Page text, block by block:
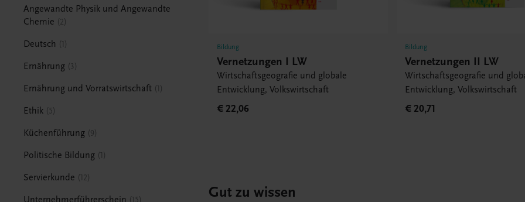
Angewandte Physik und Angewandte
Chemie
2
Deutsch 1
Ernährung 3
Ernährung und Vorratswirtschaft 1
Ethik 5
Küchenführung 9
Politische Bildung 1
Servierkunde 12
Unternehmerführerschein 15
Bildung
Vernetzungen I LW
Wirtschaftsgeografie und globale
Entwicklung, Volkswirtschaft
€ 22,06
Bildung
Vernetzungen II LW
Wirtschaftsgeografie und
Entwicklung, Volkswirtschaft
€ 20,71
Gut zu wissen